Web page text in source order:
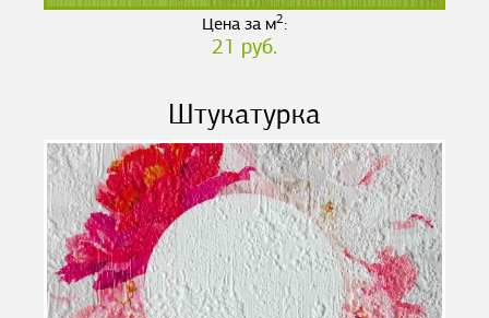
Цена за м2:
21 руб.
Штукатурка